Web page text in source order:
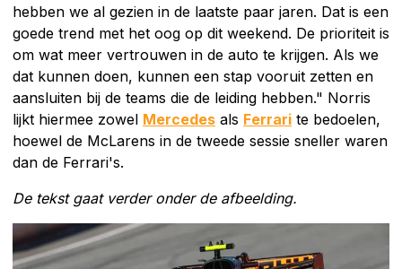
hebben we al gezien in de laatste paar jaren. Dat is een
goede trend met het oog op dit weekend. De prioriteit is
om wat meer vertrouwen in de auto te krijgen. Als we
dat kunnen doen, kunnen een stap vooruit zetten en
aansluiten bij de teams die de leiding hebben." Norris
lijkt hiermee zowel Mercedes als Ferrari te bedoelen,
hoewel de McLarens in de tweede sessie sneller waren
dan de Ferrari's.
De tekst gaat verder onder de afbeelding.